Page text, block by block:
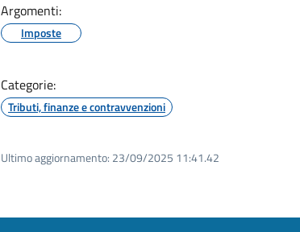
Argomenti:
Imposte
Categorie:
Tributi, finanze e contravvenzioni
Ultimo aggiornamento: 23/09/2025 11:41.42